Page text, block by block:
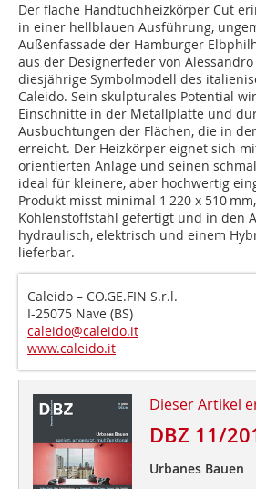
Der flache Handtuchheizkörper Cut
in einer hellblauen Ausführung,
Außenfassade der Hamburger
aus der Designerfeder von
diesjährige Symbolmodell des
Caleido. Sein skulpturales Potential
Einschnitte in der Metallplatte und
Ausbuchtungen der Flächen, die in
erreicht. Der Heizkörper eignet sich
orientierten Anlage und seinen
ideal für kleinere, aber hochwertig
Produkt misst minimal 1 220 x 510
Kohlenstoffstahl gefertigt und in den
hydraulisch, elektrisch und einem
lieferbar.
Caleido – CO.GE.FIN S.r.l.
I-25075 Nave (BS)
caleido@caleido.it
www.caleido.it
Dieser Artikel
DBZ 11/
Urbanes Bauen